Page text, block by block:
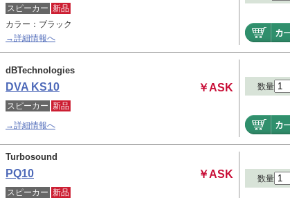
スピーカー 新品
カラー：ブラック
→詳細情報へ
dBTechnologies
DVA KS10 ￥ASK
スピーカー 新品
→詳細情報へ
数量
Turbosound
PQ10 ￥ASK
スピーカー 新品
数量